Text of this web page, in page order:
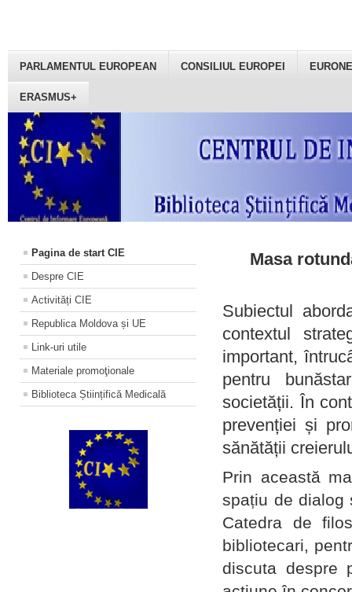
PARLAMENTUL EUROPEAN CONSILIUL EUROPEI
ERASMUS+
Pagina de start CIE
Despre CIE
Activități CIE
Republica Moldova și UE
Link-uri utile
Materiale promoţionale
Biblioteca Științifică Medicală
Masa
Subiectul
contextul
important,
pentru
societății. În
prevenției și
sănătății
Prin această
spațiu de dialog
Catedra de
bibliotecari,
discuta despre